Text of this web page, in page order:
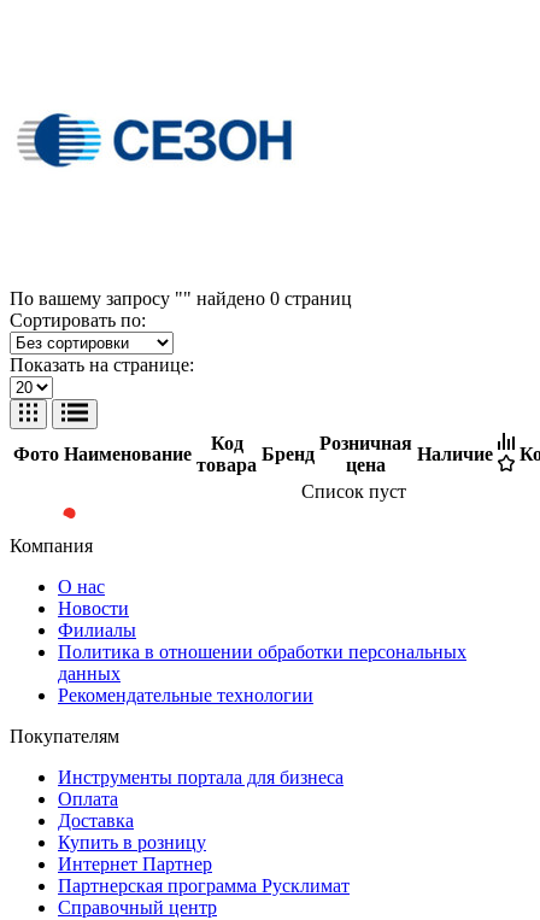
По вашему запросу "" найдено 0 страниц
Сортировать по:
Показать на странице:
Фото Наименование
Код
товара
Бренд
Розничная
цена
Наличие
Список пуст
Компания
О нас
Новости
Филиалы
Политика в отношении обработки персональных
данных
Рекомендательные технологии
Покупателям
Инструменты портала для бизнеса
Оплата
Доставка
Купить в розницу
Интернет Партнер
Партнерская программа Русклимат
Справочный центр